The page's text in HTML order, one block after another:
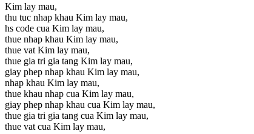
Kim lay mau,
thu tuc nhap khau Kim lay mau,
hs code cua Kim lay mau,
thue nhap khau Kim lay mau,
thue vat Kim lay mau,
thue gia tri gia tang Kim lay mau,
giay phep nhap khau Kim lay mau,
nhap khau Kim lay mau,
thue khau nhap cua Kim lay mau,
giay phep nhap khau cua Kim lay mau,
thue gia tri gia tang cua Kim lay mau,
thue vat cua Kim lay mau,